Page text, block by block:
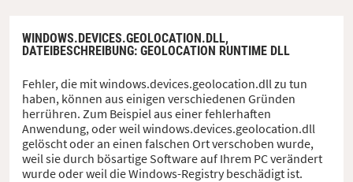
WINDOWS.DEVICES.GEOLOCATION.DLL,
DATEIBESCHREIBUNG: GEOLOCATION RUNTIME DLL
Fehler, die mit windows.devices.geolocation.dll zu tun
haben, können aus einigen verschiedenen Gründen
herrühren. Zum Beispiel aus einer fehlerhaften
Anwendung, oder weil windows.devices.geolocation.dll
gelöscht oder an einen falschen Ort verschoben wurde,
weil sie durch bösartige Software auf Ihrem PC verändert
wurde oder weil die Windows-Registry beschädigt ist.